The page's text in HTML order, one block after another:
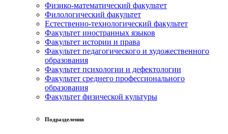
Физико-математический факультет
Филологический факультет
Естественно-технологический факультет
Факультет иностранных языков
Факультет истории и права
Факультет педагогического и художественного
образования
Факультет психологии и дефектологии
Факультет среднего профессионального
образования
Факультет физической культуры
Подразделения